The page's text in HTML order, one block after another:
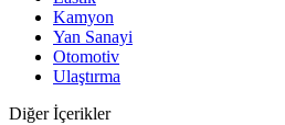
Kamyon
Yan Sanayi
Otomotiv
Ulaştırma
Diğer İçerikler